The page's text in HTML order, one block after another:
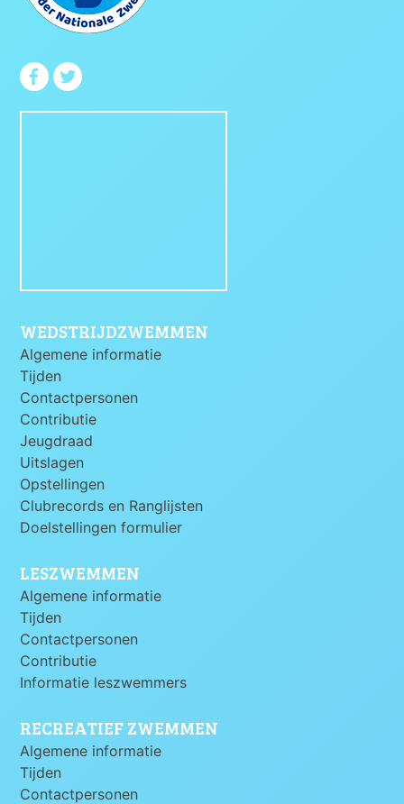
WEDSTRIJDZWEMMEN
Algemene informatie
Tijden
Contactpersonen
Contributie
Jeugdraad
Uitslagen
Opstellingen
Clubrecords en Ranglijsten
Doelstellingen formulier
LESZWEMMEN
Algemene informatie
Tijden
Contactpersonen
Contributie
Informatie leszwemmers
RECREATIEF ZWEMMEN
Algemene informatie
Tijden
Contactpersonen